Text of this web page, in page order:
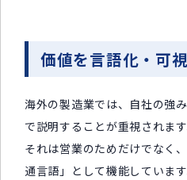
価値を言語化・可
海外の製造業では、自社の強
で説明することが重視されます
それは営業のためだけでなく
通言語」として機能しています